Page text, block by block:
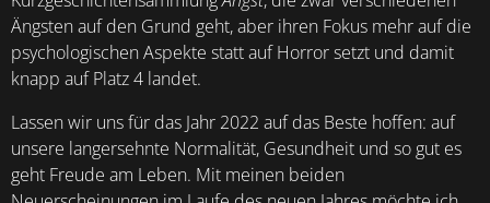
Ängsten auf den Grund geht, aber ihren Fokus mehr auf die
psychologischen Aspekte statt auf Horror setzt und damit
knapp auf Platz 4 landet.
Lassen wir uns für das Jahr 2022 auf das Beste hoffen: auf
unsere langersehnte Normalität, Gesundheit und so gut es
geht Freude am Leben. Mit meinen beiden